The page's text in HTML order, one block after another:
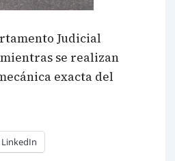
Judicial
mientras se realizan
exacta del
LinkedIn